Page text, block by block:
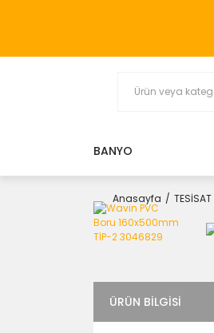
BANYO
Anasayfa TESİSAT
ÜRÜN BILGISI